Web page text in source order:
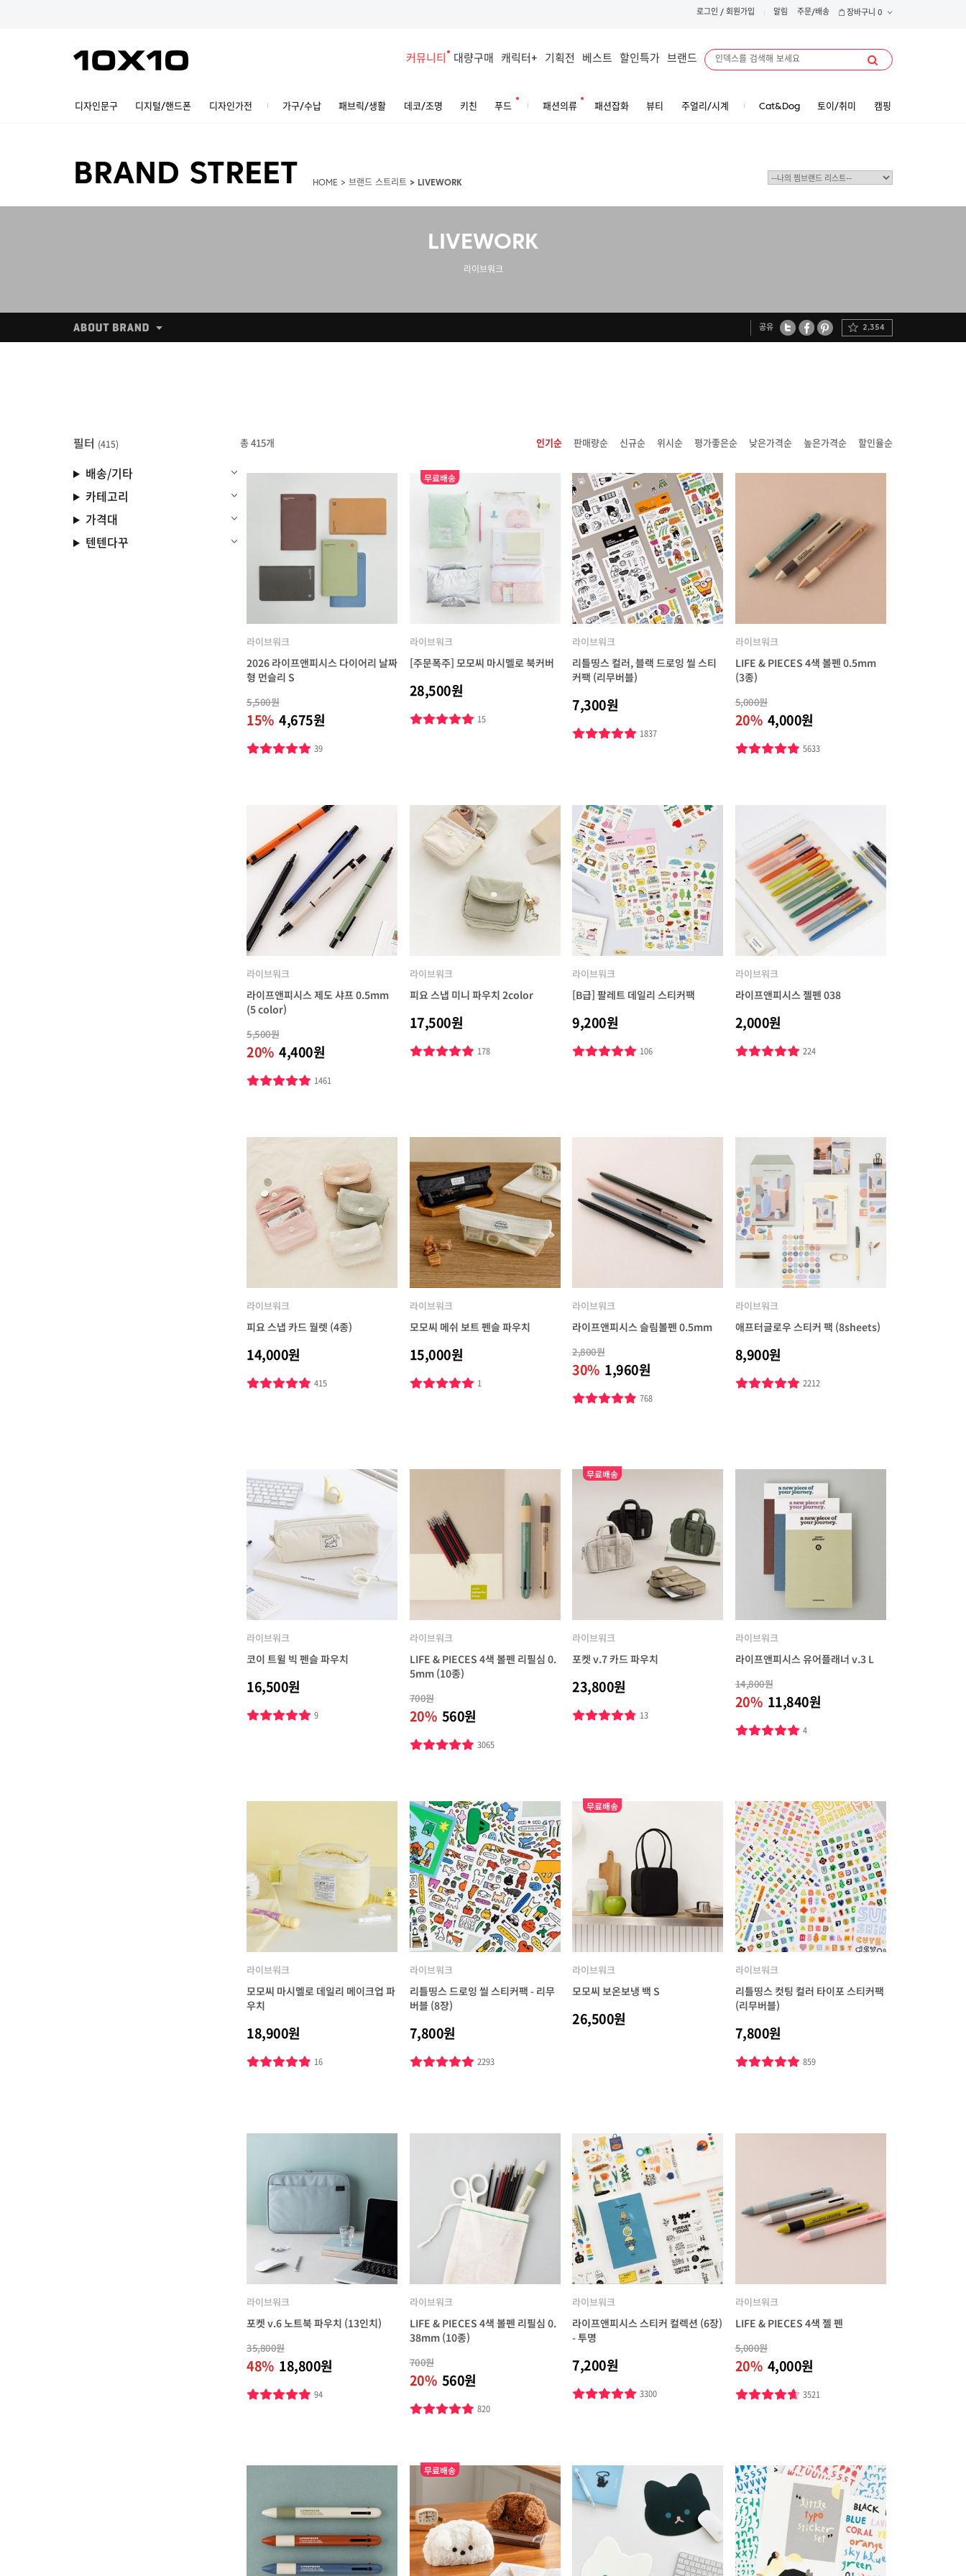
로그인 / 회원가입 알림 주문/배송 장바구니 0
커뮤니티 대량구매 캐릭터+ 기획전 베스트 할인특가 브랜드
디자인문구 디지털/핸드폰 디자인가전 가구/수납 패브릭/생활 데코/조명 키친 푸드 패션의류 패션잡화 뷰티 주얼리/시계 Cat&Dog 토이/취미 캠핑
BRAND STREET HOME > 브랜드 스트리트 > LIVEWORK
LIVEWORK
라이브워크
공유 2,354
필터 (415)
배송/기타
카테고리
가격대
텐텐다꾸
총 415개 인기순 판매량순 신규순 위시순 평가좋은순 낮은가격순 높은가격순 할인율순
라이브워크
2026 라이프앤피시스 다이어리 날짜
형 먼슬리 S
5,500원
15% 4,675원
39
무료배송
라이브워크
[주문폭주] 모모씨 마시멜로 북커버
28,500원
15
라이브워크
리틀띵스 컬러, 블랙 드로잉 씰 스티
커팩 (리무버블)
7,300원
1837
라이브워크
LIFE & PIECES 4색 볼펜 0.5mm
(3종)
5,000원
20% 4,000원
5633
라이브워크
라이프앤피시스 제도 샤프 0.5mm
(5 color)
5,500원
20% 4,400원
1461
라이브워크
피요 스냅 미니 파우치 2color
17,500원
178
라이브워크
[B급] 팔레트 데일리 스티커팩
9,200원
106
라이브워크
라이프앤피시스 젤펜 038
2,000원
224
라이브워크
피요 스냅 카드 월렛 (4종)
14,000원
415
라이브워크
모모씨 메쉬 보트 펜슬 파우치
15,000원
1
라이브워크
라이프앤피시스 슬림볼펜 0.5mm
2,800원
30% 1,960원
768
라이브워크
애프터글로우 스티커 팩 (8sheets)
8,900원
2212
라이브워크
코이 트윌 빅 펜슬 파우치
16,500원
9
라이브워크
LIFE & PIECES 4색 볼펜 리필심 0.
5mm (10종)
700원
20% 560원
3065
무료배송
라이브워크
포켓 v.7 카드 파우치
23,800원
13
라이브워크
라이프앤피시스 유어플래너 v.3 L
14,800원
20% 11,840원
4
라이브워크
모모씨 마시멜로 데일리 메이크업 파
우치
18,900원
16
라이브워크
리틀띵스 드로잉 씰 스티커팩 - 리무
버블 (8장)
7,800원
2293
무료배송
라이브워크
모모씨 보온보냉 백 S
26,500원
라이브워크
리틀띵스 컷팅 컬러 타이포 스티커팩
(리무버블)
7,800원
859
라이브워크
포켓 v.6 노트북 파우치 (13인치)
35,800원
48% 18,800원
94
라이브워크
LIFE & PIECES 4색 볼펜 리필심 0.
38mm (10종)
700원
20% 560원
820
라이브워크
라이프앤피시스 스티커 컬렉션 (6장)
- 투명
7,200원
3300
라이브워크
LIFE & PIECES 4색 젤 펜
5,000원
20% 4,000원
3521
무료배송